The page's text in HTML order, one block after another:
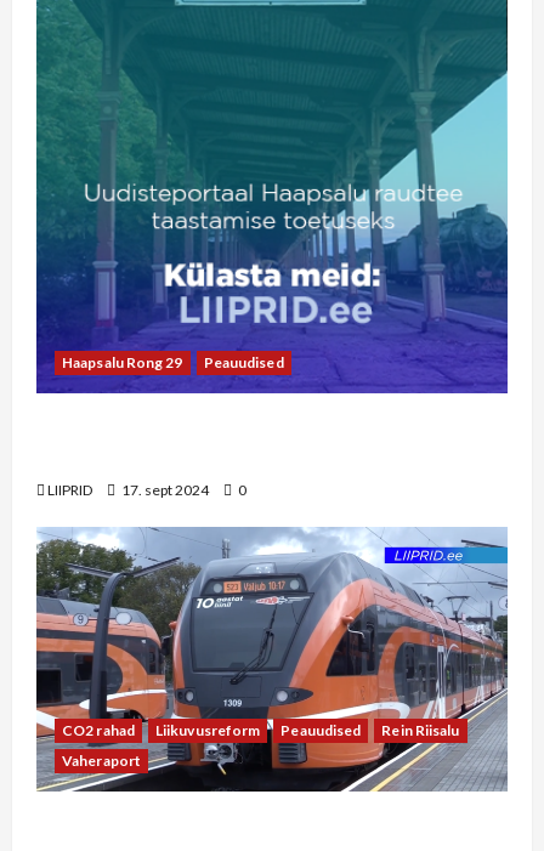
Haapsalu Rong 29 Peauudised
LIIPRID 17. sept 2024 0
CO2 rahad Liikuvusreform Peauudised
Rein Riisalu
Vaheraport